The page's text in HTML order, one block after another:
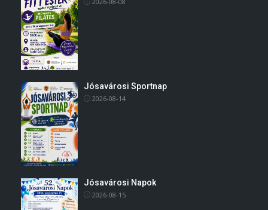
Jósavárosi Sportnap
2026-08-14
Jósavárosi Napok
2026-08-15